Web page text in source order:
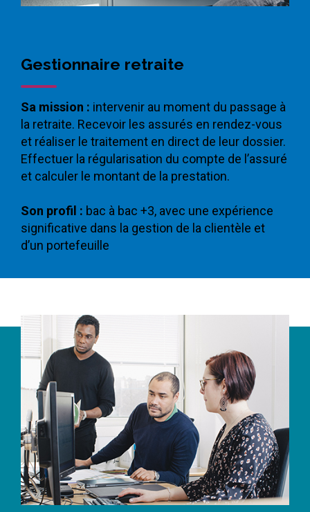
Gestionnaire retraite
Sa mission : intervenir au moment du passage à
la retraite. Recevoir les assurés en rendez-vous
et réaliser le traitement en direct de leur dossier.
Effectuer la régularisation du compte de l’assuré
et calculer le montant de la prestation.
Son profil : bac à bac +3, avec une expérience
significative dans la gestion de la clientèle et
d’un portefeuille